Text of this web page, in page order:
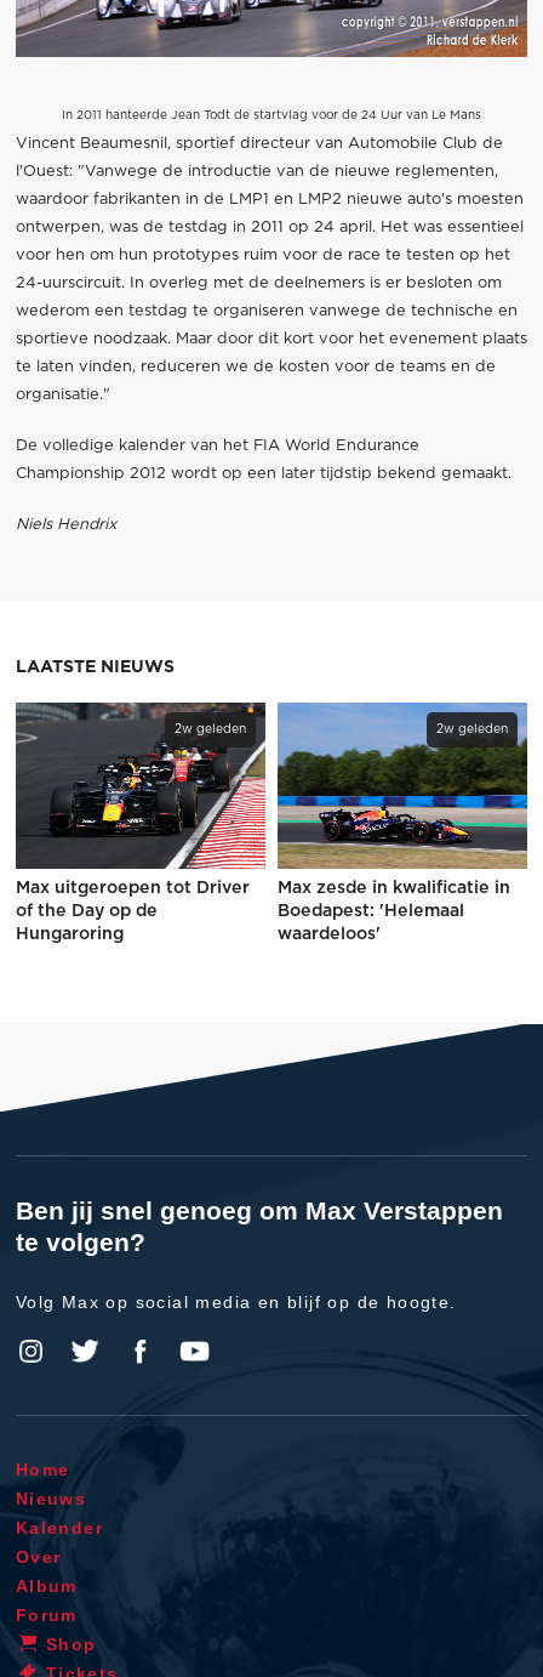
In 2011 hanteerde Jean Todt de startvlag voor de 24 Uur van Le Mans
Vincent Beaumesnil, sportief directeur van Automobile Club de
l'Ouest: "Vanwege de introductie van de nieuwe reglementen,
waardoor fabrikanten in de LMP1 en LMP2 nieuwe auto's moesten
ontwerpen, was de testdag in 2011 op 24 april. Het was essentieel
voor hen om hun prototypes ruim voor de race te testen op het
24-uurscircuit. In overleg met de deelnemers is er besloten om
wederom een testdag te organiseren vanwege de technische en
sportieve noodzaak. Maar door dit kort voor het evenement plaats
te laten vinden, reduceren we de kosten voor de teams en de
organisatie."
De volledige kalender van het FIA World Endurance
Championship 2012 wordt op een later tijdstip bekend gemaakt.
Niels Hendrix
LAATSTE NIEUWS
2w geleden
Max uitgeroepen tot Driver
of the Day op de
Hungaroring
2w geleden
Max zesde in kwalificatie in
Boedapest: 'Helemaal
waardeloos'
Ben jij snel genoeg om Max Verstappen
te volgen?
Volg Max op social media en blijf op de hoogte.
Home
Nieuws
Kalender
Over
Album
Forum
Shop